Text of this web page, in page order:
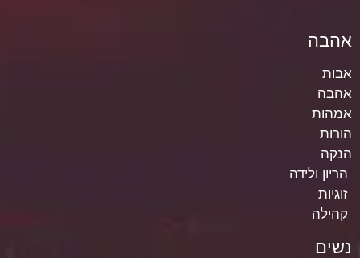
אהבה
אבות
אהבה
אמהות
הורות
הנקה
הריון ולידה
זוגיות
קהילה
נשים